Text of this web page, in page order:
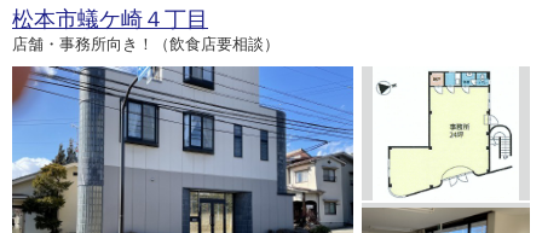
松本市蟻ケ崎４丁目
店舗・事務所向き！（飲食店要相談）